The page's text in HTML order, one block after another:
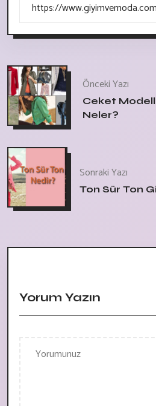
Önceki Yazı
Ceket
Neler?
Sonraki Yazı
Ton Sür Ton
Yorum Yazın